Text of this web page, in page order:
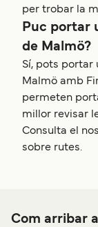
per trobar la
Puc portar
de Malmö?
Sí, pots portar
Malmö amb
permeten
millor revisar
Consulta el
sobre rutes.
Com arribar